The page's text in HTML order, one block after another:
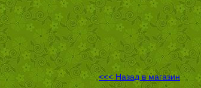
<<< Назад в магазин